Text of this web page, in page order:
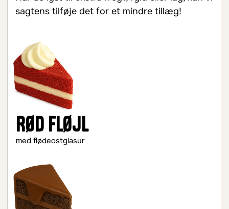
sagtens tilføje det for et mindre tillæg!
Rød fløjl
med flødeostglasur